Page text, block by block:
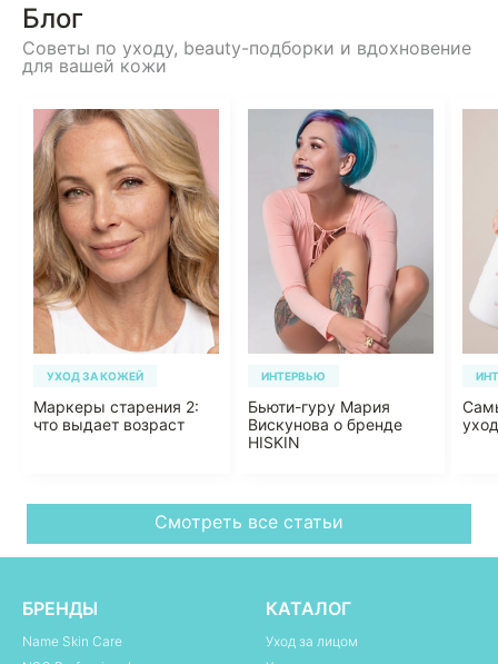
Блог
Советы по уходу, beauty-подборки и вдохновение
для вашей кожи
УХОД ЗА КОЖЕЙ
Маркеры старения 2:
что выдает возраст
ИНТЕРВЬЮ
Бьюти-гуру Мария
Вискунова о бренде
HISKIN
Смотреть все статьи
БРЕНДЫ
Name Skin Care
КАТАЛОГ
Уход за лицом